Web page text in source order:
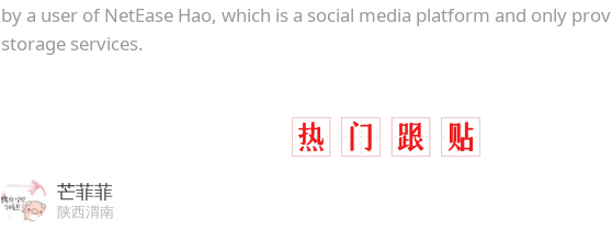
by a user of NetEase Hao, which is a social media platform and only
storage services.
芒菲菲
陕西渭南